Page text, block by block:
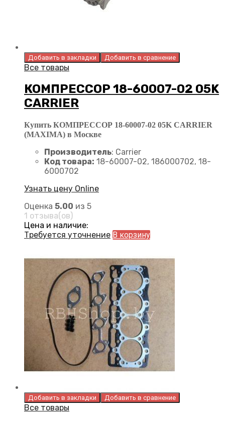
Добавить в закладки Добавить в сравнение
Все товары
КОМПРЕССОР 18-60007-02 05K
CARRIER
Купить КОМПРЕССОР 18-60007-02 05K CARRIER
(MAXIMA) в Москве
Производитель: Carrier
Код товара: 18-60007-02, 186000702, 18-
6000702
Узнать цену Online
Оценка 5.00 из 5
1 отзыва(ов)
Цена и наличие:
Требуется уточнение В корзину
Добавить в закладки Добавить в сравнение
Все товары